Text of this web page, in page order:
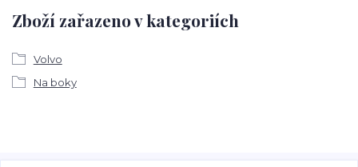
Zboží zařazeno v kategoriích
Volvo
Na boky